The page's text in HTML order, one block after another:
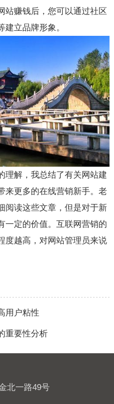
站赚钱后，您可以通过社区
立品牌形象。
理解，我总结了有关网站建
来更多的在线营销新手。老
阅读这些文章，但是对于新
一定的价值。互联网营销的
度越高，对网站管理员来说
用户粘性
重要性分析
北一路49号